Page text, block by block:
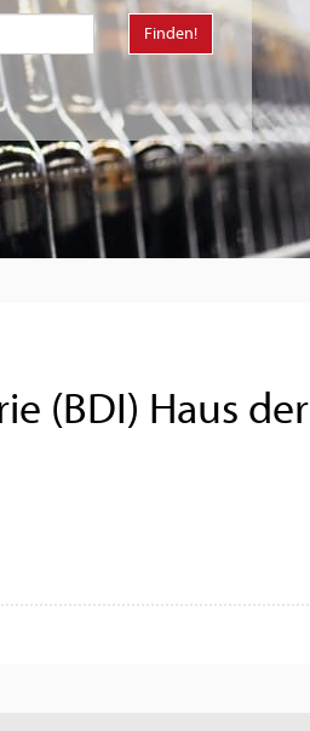
Finden!
(BDI) Haus der